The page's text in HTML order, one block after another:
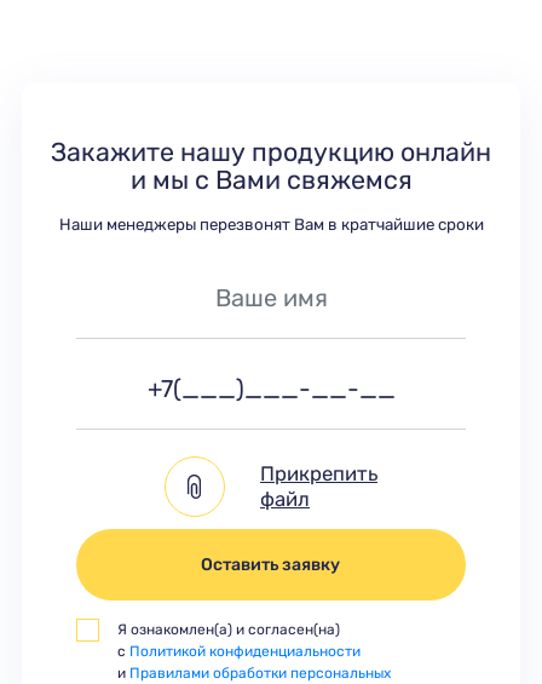
Закажите нашу продукцию онлайн
и мы с Вами свяжемся
Наши менеджеры перезвонят Вам в кратчайшие сроки
Прикрепить
файл
Оставить заявку
Я ознакомлен(а) и согласен(на)
с Политикой конфиденциальности
и Правилами обработки персональных